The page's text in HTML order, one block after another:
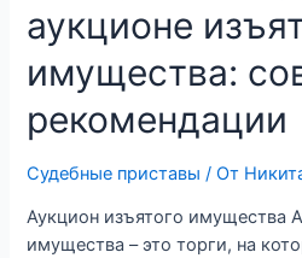
аукционе
имущества:
рекомендации
Судебные приставы / От
Аукцион изъятого имущества
имущества – это торги, на